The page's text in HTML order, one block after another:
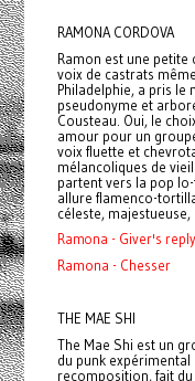
RAMONA CORDOVA
Ramon est une
voix de castrats
Philadelphie, a pris le
pseudonyme et
Cousteau. Oui, le
amour pour un
voix fluette et
mélancoliques de
partent vers la pop
allure flamenco-
céleste, majestueuse,
Ramona - Giver's reply
Ramona - Chesser
THE MAE SHI
The Mae Shi est un
du punk
recomposition, fait